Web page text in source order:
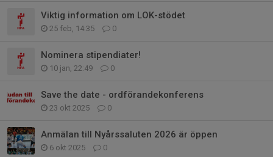
Viktig information om LOK-stödet
25 feb, 14:35 0
Nominera stipendiater!
10 jan, 22:49 0
Save the date - ordförandekonferens
23 okt 2025 0
Anmälan till Nyårssaluten 2026 är öppen
6 okt 2025 0